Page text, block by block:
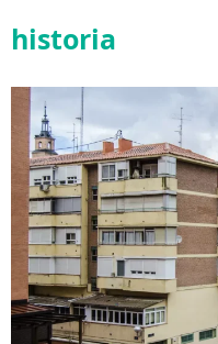
Acabamos este
oficiales de los
Vicálvaro. Municipio
1951, lo componen
Histórico de
ValderrivasyEl
habitada más
con restos de más